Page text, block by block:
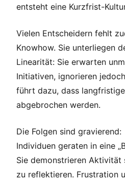
entsteht eine Kurzfrist-
Vielen Entscheidern fehlt
Knowhow. Sie unterliegen
Linearität: Sie erwarten
Initiativen, ignorieren
führt dazu, dass
abgebrochen werden.
Die Folgen sind gravierend:
Individuen geraten in eine
Sie demonstrieren
zu reflektieren. Frustration